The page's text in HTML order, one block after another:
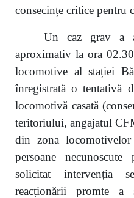
consecințe critice pentru
Un caz grav a
aproximativ la ora
locomotive al stației
înregistrată o tentativă
locomotivă casată
teritoriului, angajatul
din zona
persoane
solicitat intervenția
reacționării promte a